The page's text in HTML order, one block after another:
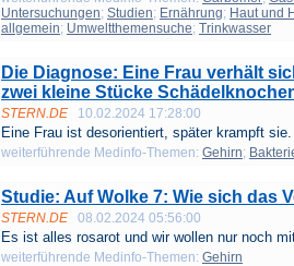
Untersuchungen; Studien; Ernährung; Haut und
allgemein; Umweltthemensuche; Trinkwasser
Die Diagnose: Eine Frau verhält
zwei kleine Stücke
STERN.DE 10.02.2024 17:28:00
Eine Frau ist desorientiert, später krampft
weiterführende Medinfo-Themen: Gehirn;
Studie: Auf Wolke 7: Wie sich das
STERN.DE 08.02.2024 05:56:00
Es ist alles rosarot und wir wollen nur noch
weiterführende Medinfo-Themen: Gehirn